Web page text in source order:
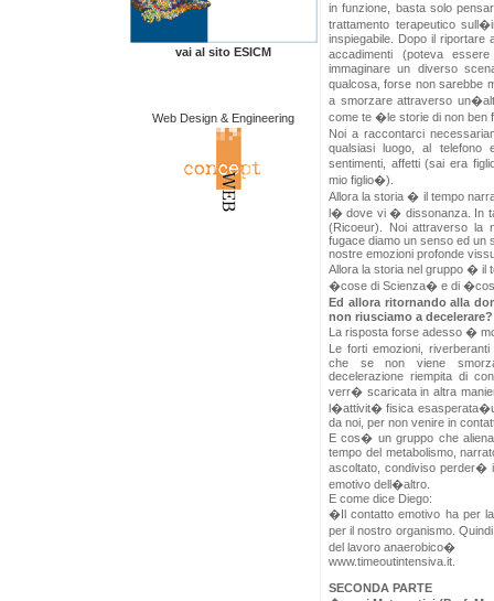
vai al sito ESICM
Web Design & Engineering
in funzione, basta solo
trattamento terapeutico
inspiegabile. Dopo il riportare
accadimenti (poteva
immaginare un diverso
qualcosa, forse non sarebbe
a smorzare attraverso
come te �le storie di non ben
Noi a raccontarci
qualsiasi luogo, al telefono
sentimenti, affetti (sai era
mio figlio�).
Allora la storia � il tempo
l� dove vi � dissonanza. In
(Ricoeur). Noi attraverso la
fugace diamo un senso ed un
nostre emozioni profonde
Allora la storia nel gruppo � il
�cose di Scienza� e di
Ed allora ritornando alla
non riusciamo a decelerare?
La risposta forse adesso �
Le forti emozioni,
che se non viene
decelerazione riempita di
verr� scaricata in altra
l�attivit� fisica
da noi, per non venire in
E cos� un gruppo che
tempo del metabolismo,
ascoltato, condiviso
emotivo dell�altro.
E come dice Diego:
�Il contatto emotivo ha per
per il nostro organismo.
del lavoro anaerobico�
www.timeoutintensiva.it.
SECONDA PARTE